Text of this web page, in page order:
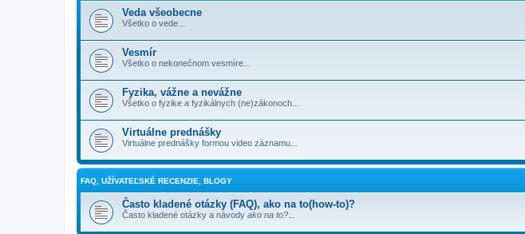
Veda všeobecne
Všetko o vede...
Vesmír
Všetko o nekonečnom vesmíre...
Fyzika, vážne a nevážne
Všetko o fyzike a fyzikálnych (ne)zákonoch...
Virtuálne prednášky
Virtuálne prednášky formou video záznamu...
FAQ, UŽÍVATEĽSKÉ RECENZIE, BLOGY
Často kladené otázky (FAQ), ako na to(how-to)?
Často kladené otázky a návody ako na to?